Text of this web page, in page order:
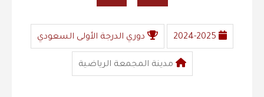
2024-2025 دوري الدرجة الأولى السعودي
مدينة المجمعة الرياضية